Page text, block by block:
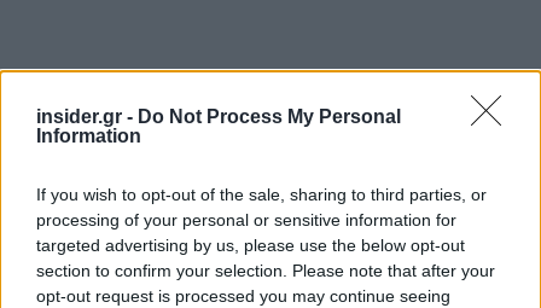
insider.gr - Do Not Process My Personal
Information
If you wish to opt-out of the sale, sharing to third parties, or
processing of your personal or sensitive information for
targeted advertising by us, please use the below opt-out
section to confirm your selection. Please note that after your
opt-out request is processed you may continue seeing